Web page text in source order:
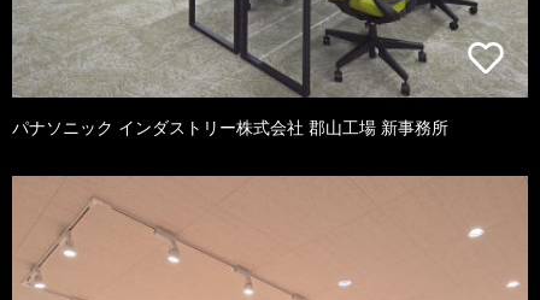
パナソニック インダストリー株式会社 郡山工場 新事務所